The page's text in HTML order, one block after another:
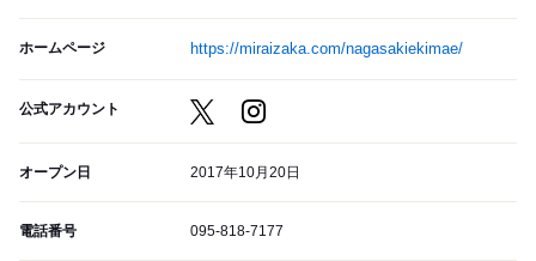
ホームページ https://miraizaka.com/nagasakiekimae/
公式アカウント
オープン日 2017年10月20日
電話番号 095-818-7177